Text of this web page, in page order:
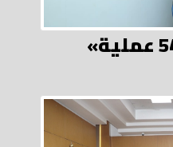
«صناع الخير» تجري 54 عملية